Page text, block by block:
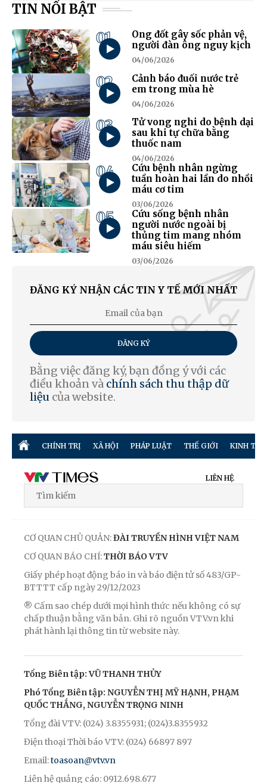
TIN NỔI BẬT
01
Ong đốt gây sốc phản vệ,
người đàn ông nguy kịch
04/06/2026
02
Cảnh báo đuối nước trẻ
em trong mùa hè
04/06/2026
03
Tử vong nghi do bệnh dại
sau khi tự chữa bằng
thuốc nam
04/06/2026
04
Cứu bệnh nhân ngừng
tuần hoàn hai lần do nhồi
máu cơ tim
03/06/2026
05
Cứu sống bệnh nhân
người nước ngoài bị
thủng tim mang nhóm
máu siêu hiếm
03/06/2026
ĐĂNG KÝ NHẬN CÁC TIN Y TẾ MỚI NHẤT
ĐĂNG KÝ
Bằng việc đăng ký, bạn đồng ý với các
điều khoản và chính sách thu thập dữ
liệu của website.
CHÍNH TRỊ XÃ HỘI PHÁP LUẬT THẾ GIỚI KINH TẾ
LIÊN HỆ
CƠ QUAN CHỦ QUẢN:ĐÀI TRUYỀN HÌNH VIỆT NAM
CƠ QUAN BÁO CHÍ:THỜI BÁO VTV
Giấy phép hoạt động báo in và báo điện tử số 483/GP-
BTTTT cấp ngày 29/12/2023
® Cấm sao chép dưới mọi hình thức nếu không có sự
chấp thuận bằng văn bản. Ghi rõ nguồn VTV.vn khi
phát hành lại thông tin từ website này.
Tổng Biên tập: VŨ THANH THỦY
Phó Tổng Biên tập: NGUYỄN THỊ MỸ HẠNH, PHẠM
QUỐC THẮNG, NGUYỄN TRỌNG NINH
Tổng đài VTV: (024) 3.8355931; (024)3.8355932
Điện thoại Thời báo VTV: (024) 66897 897
Email:toasoan@vtv.vn
Liên hệ quảng cáo: 0912.698.677